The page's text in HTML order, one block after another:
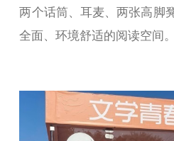
两个话筒、耳麦、两张高脚
全面、环境舒适的阅读空间。